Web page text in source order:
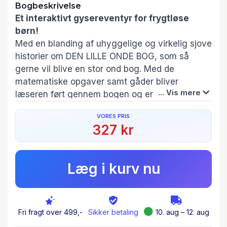
Bogbeskrivelse
Et interaktivt gysereventyr for frygtløse
børn!
Med en blanding af uhyggelige og virkelig sjove
historier om DEN LILLE ONDE BOG, som så
gerne vil blive en stor ond bog. Med de
matematiske opgaver samt gåder bliver
læseren ført gennem bogen og er med til at
DEN LILLE ONDE BOG 2
Hey, du der! Pssst! Du gætter aldrig, hvad der
lige er sket. Jeg har opdaget Jordens største
hemmelighed. Seriøst, ja! Skal jeg fortælle dig
den? Jeg advarer dig! Det bliver det værste, du
nogensinde har læst. Så hvis du ikke er sikker
på, at du kan klare det, så læg mig hellere væk
... Vis mere
VORES PRIS
327 kr
Læg i kurv nu
Fri fragt over 499,- Sikker betaling 10. aug – 12. aug